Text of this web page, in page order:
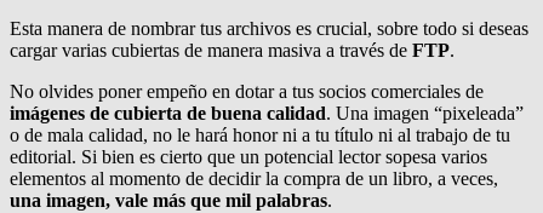
Esta manera de nombrar tus archivos es crucial, sobre todo si deseas
cargar varias cubiertas de manera masiva a través de FTP.
No olvides poner empeño en dotar a tus socios comerciales de
imágenes de cubierta de buena calidad. Una imagen “pixeleada”
o de mala calidad, no le hará honor ni a tu título ni al trabajo de tu
editorial. Si bien es cierto que un potencial lector sopesa varios
elementos al momento de decidir la compra de un libro, a veces,
una imagen, vale más que mil palabras.